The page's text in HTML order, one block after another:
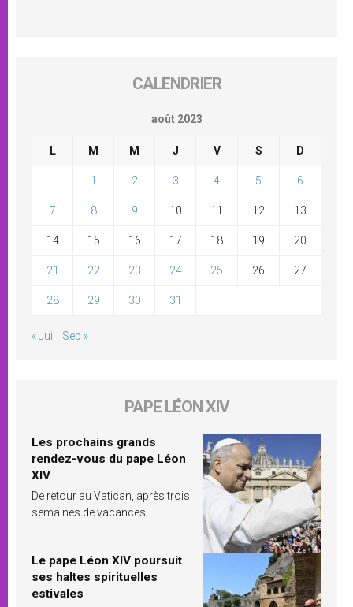
CALENDRIER
août 2023
L M M J V S D
1 2 3 4 5 6
7 8 9 10 11 12 13
14 15 16 17 18 19 20
21 22 23 24 25 26 27
28 29 30 31
« Juil Sep »
PAPE LÉON XIV
Les prochains grands
rendez-vous du pape Léon
XIV
De retour au Vatican, après trois
semaines de vacances
Le pape Léon XIV poursuit
ses haltes spirituelles
estivales